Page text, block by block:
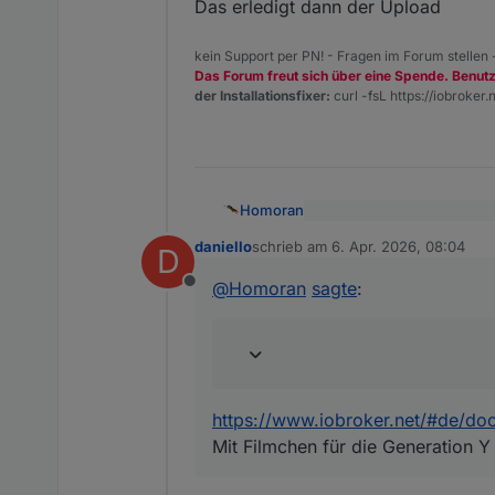
Das erledigt dann der Upload
kein Support per PN! - Fragen im Forum stellen
Das Forum freut sich über eine Spende.
der Installationsfixer: curl -fsL https://
Homoran
@Homoran
Mit Filmchen für die
D
Offline
danielloschrieb am 6. Apr. 2026, 08:04
zuletzt editiert von
@Homoran sagte:
https://www.iobroker.net/#de/
Mit Filmchen für die Generation Y